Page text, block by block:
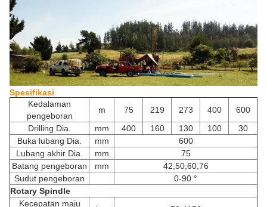
Spesifikasi
Kedalaman
pengeboran
m 75 219 273 400
600
Drilling Dia.
mm 400 160 130 100
30
Buka lubang Dia.
mm
600
Lubang akhir Dia.
mm
75
Batang pengeboran
mm
42,50,60,76
Sudut pengeboran
0-90 °
Rotary Spindle
Kecepatan maju